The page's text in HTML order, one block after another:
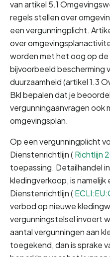
van artikel 5.1
regels stellen over
een vergunningplicht.
over
worden met het oog op
bijvoorbeeld bescherming
duurzaamheid (artikel 1.3
Bkl bepalen dat je
vergunningaanvragen ook
omgevingsplan.
Op een vergunningplicht
Dienstenrichtlijn (Richtlijn
toepassing. Detailhandel
kledingverkoop, is namelijk
Dienstenrichtlijn (
verbod op nieuwe
vergunningstelsel invoert
aantal vergunningen aan
toegekend, dan is sprake